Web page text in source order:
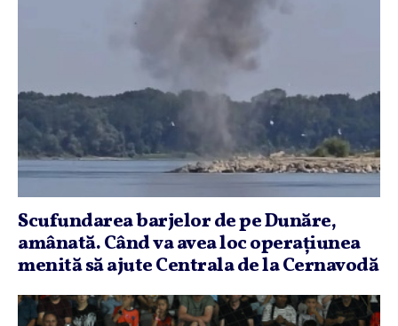
Scufundarea barjelor de pe Dunăre,
amânată. Când va avea loc operaţiunea
menită să ajute Centrala de la Cernavodă